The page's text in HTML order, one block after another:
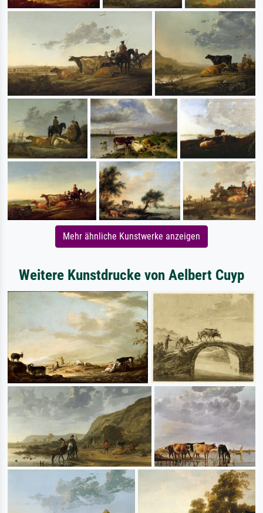
Mehr ähnliche Kunstwerke anzeigen
Weitere Kunstdrucke von Aelbert Cuyp